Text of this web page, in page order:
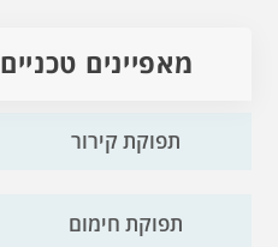
מאפיינים טכניים
תפוקת קירור
תפוקת חימום